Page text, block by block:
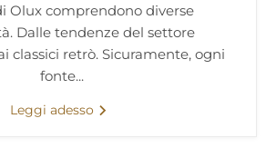
Olux comprendono diverse
Dalle tendenze del settore
classici retrò. Sicuramente, ogni
fonte...
Leggi adesso